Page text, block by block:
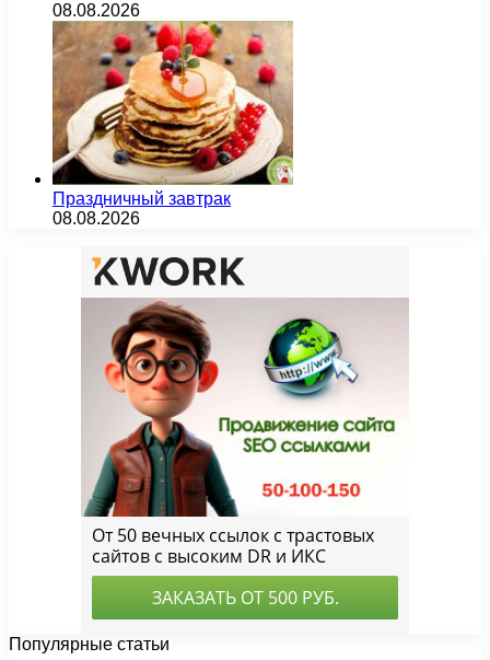
08.08.2026
Праздничный завтрак
08.08.2026
Популярные статьи